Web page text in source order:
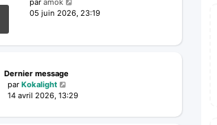
paramok
05 juin 2026, 23:19
Dernier message
par Kokalight
14 avril 2026, 13:29